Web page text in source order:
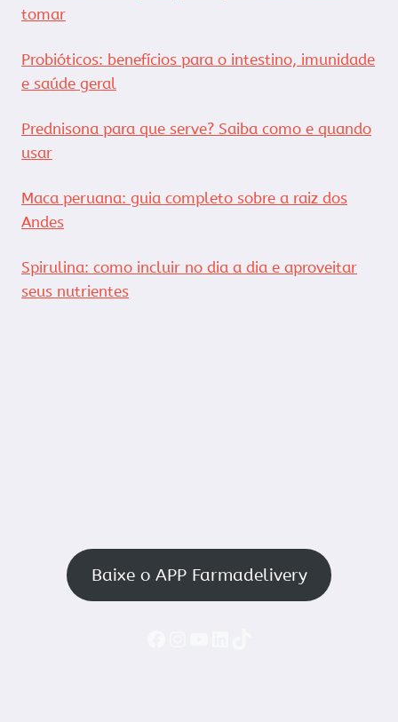
tomar
Probióticos: benefícios para o intestino, imunidade
e saúde geral
Prednisona para que serve? Saiba como e quando
usar
Maca peruana: guia completo sobre a raiz dos
Andes
Spirulina: como incluir no dia a dia e aproveitar
seus nutrientes
Baixe o APP Farmadelivery